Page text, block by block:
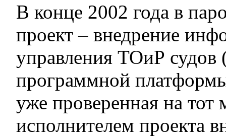
В конце 2002 года в
проект – внедрение
управления ТОиР
программной
уже проверенная на
исполнителем проекта